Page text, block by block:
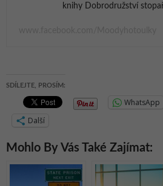
knihy Dobrodružství
SDÍLEJTE, PROSÍM:
WhatsApp
Další
Mohlo By Vás Také Zajímat: